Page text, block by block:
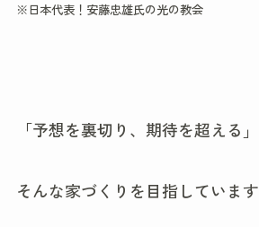
※日本代表！安藤忠雄氏の光の教会
「予想を裏切り、期待を超える」
そんな家づくりを目指しています